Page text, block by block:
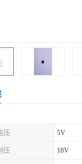
压 5V
压 18V